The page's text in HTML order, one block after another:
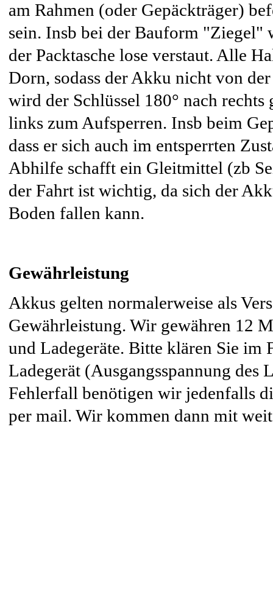
am Rahmen (oder Gepäckträger)
sein. Insb bei der Bauform
der Packtasche lose verstaut. Alle
Dorn, sodass der Akku nicht von
wird der Schlüssel 180° nach
links zum Aufsperren. Insb beim
dass er sich auch im entsperrten
Abhilfe schafft ein Gleitmittel (zb
der Fahrt ist wichtig, da sich der
Boden fallen kann.
Gewährleistung
Akkus gelten normalerweise als
Gewährleistung. Wir gewähren 12
und Ladegeräte. Bitte klären Sie
Ladegerät (Ausgangsspannung des
Fehlerfall benötigen wir jedenfalls
per mail. Wir kommen dann mit